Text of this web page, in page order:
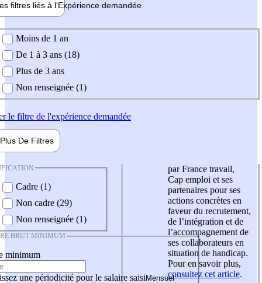
filtres liés à l'Expérience demandée
demandée
Moins de 1 an
De 1 à 3 ans (18)
Plus de 3 ans
Non renseignée (1)
le filtre de l'expérience demandée
Plus De Filtres
Cadre (1)
Non cadre (29)
Non renseignée (1)
BRUT MINIMUM
minimum
une périodicité pour le salaire saisi
par France travail,
Cap emploi et ses
partenaires pour ses
actions concrètes en
faveur du recrutement,
de l’intégration et de
l’accompagnement de
ses collaborateurs en
situation de handicap.
Pour en savoir plus,
consultez cet article.